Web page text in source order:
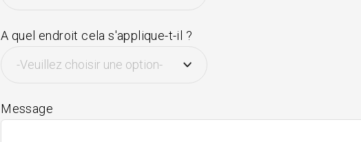
A quel endroit cela s'applique-t-il ?
Message